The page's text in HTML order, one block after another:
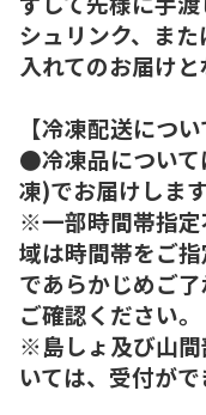
シュリンク、ま
入れてのお届けと
【冷凍配送につい
●冷凍品について
凍)でお届けします
※一部時間帯指定
域は時間帯をご
であらかじめご
ご確認ください。
※島しょ及び山間
いては、受付が